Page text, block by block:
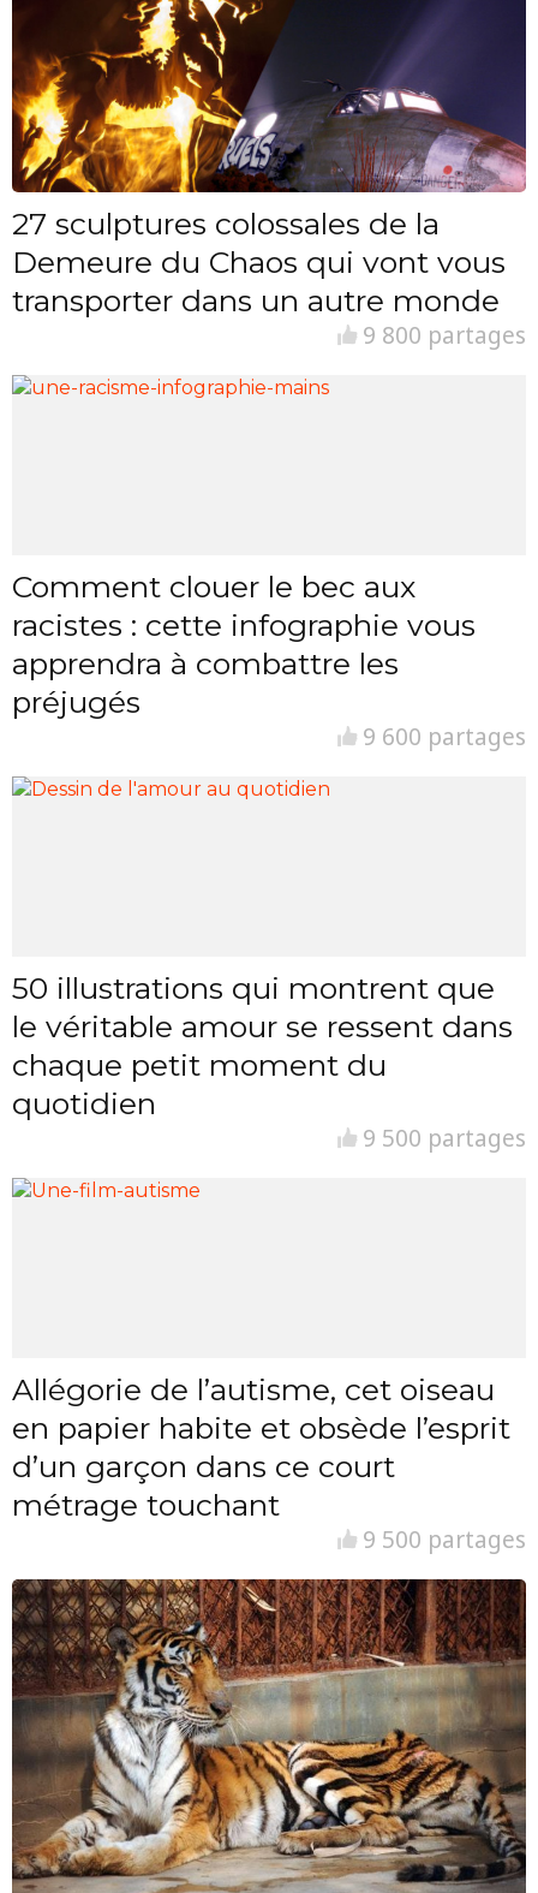
27 sculptures colossales de la
Demeure du Chaos qui vont vous
transporter dans un autre monde
9 800 partages
Comment clouer le bec aux
racistes : cette infographie vous
apprendra à combattre les
préjugés
9 600 partages
50 illustrations qui montrent que
le véritable amour se ressent dans
chaque petit moment du
quotidien
9 500 partages
Allégorie de l’autisme, cet oiseau
en papier habite et obsède l’esprit
d’un garçon dans ce court
métrage touchant
9 500 partages